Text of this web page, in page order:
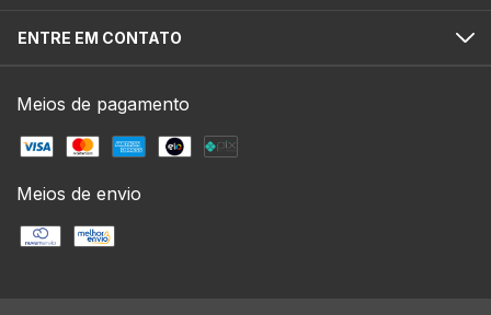
ENTRE EM CONTATO
Meios de pagamento
Meios de envio